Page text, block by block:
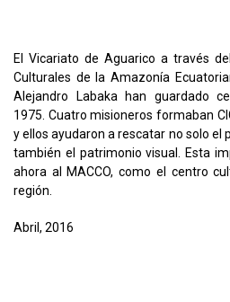
El Vicariato de Aguarico a través
Culturales de la Amazonía
Alejandro Labaka han guardado
1975. Cuatro misioneros formaban
y ellos ayudaron a rescatar no solo el
también el patrimonio visual. Esta
ahora al MACCO, como el centro
región.
Abril, 2016